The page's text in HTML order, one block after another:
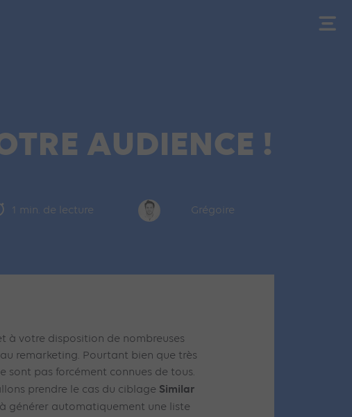
AUDIENCE !
1 min. de lecture Grégoire
à votre disposition de nombreuses
remarketing. Pourtant bien que très
sont pas forcément connues de tous.
prendre le cas du ciblage Similar
générer automatiquement une liste